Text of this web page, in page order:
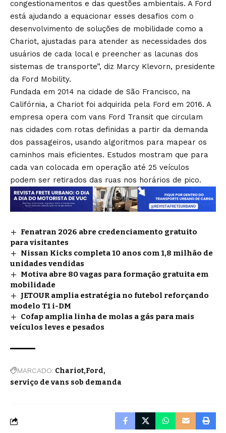
congestionamentos e das questões ambientais. A Ford
está ajudando a equacionar esses desafios com o
desenvolvimento de soluções de mobilidade como a
Chariot, ajustadas para atender as necessidades dos
usuários de cada local e preencher as lacunas dos
sistemas de transporte”, diz Marcy Klevorn, presidente
da Ford Mobility.
Fundada em 2014 na cidade de São Francisco, na
Califórnia, a Chariot foi adquirida pela Ford em 2016. A
empresa opera com vans Ford Transit que circulam
nas cidades com rotas definidas a partir da demanda
dos passageiros, usando algoritmos para mapear os
caminhos mais eficientes. Estudos mostram que para
cada van colocada em operação até 25 veículos
podem ser retirados das ruas nos horários de pico.
Fenatran 2026 abre credenciamento gratuito
para visitantes
Nissan Kicks completa 10 anos com 1,8 milhão de
unidades vendidas
Motiva abre 80 vagas para formação gratuita em
mobilidade
JETOUR amplia estratégia no futebol reforçando
modelo T1 i-DM
Cofap amplia linha de molas a gás para mais
veículos leves e pesados
MARCADO: Chariot Ford
serviço de vans sob demanda